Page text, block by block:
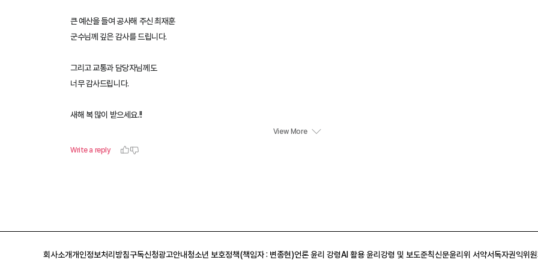
회사소개개인정보처리방침구독신청광고안내청소년 보호정책(책임자 : 변종현)언론 윤리 강령AI 활용 윤리강령 및 보도준칙신문윤리위 서약서독자권익위